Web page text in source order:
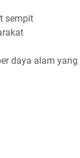
sempit
daya alam yang